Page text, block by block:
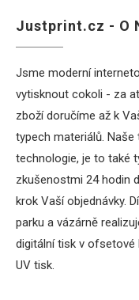
Justprint.cz - O
Jsme moderní
vytisknout cokoli - za
zboží doručíme až k
typech materiálů.
technologie, je to také
zkušenostmi 24 hodin
krok Vaší objednávky.
parku a vázárně
digitální tisk v ofsetové
UV tisk.